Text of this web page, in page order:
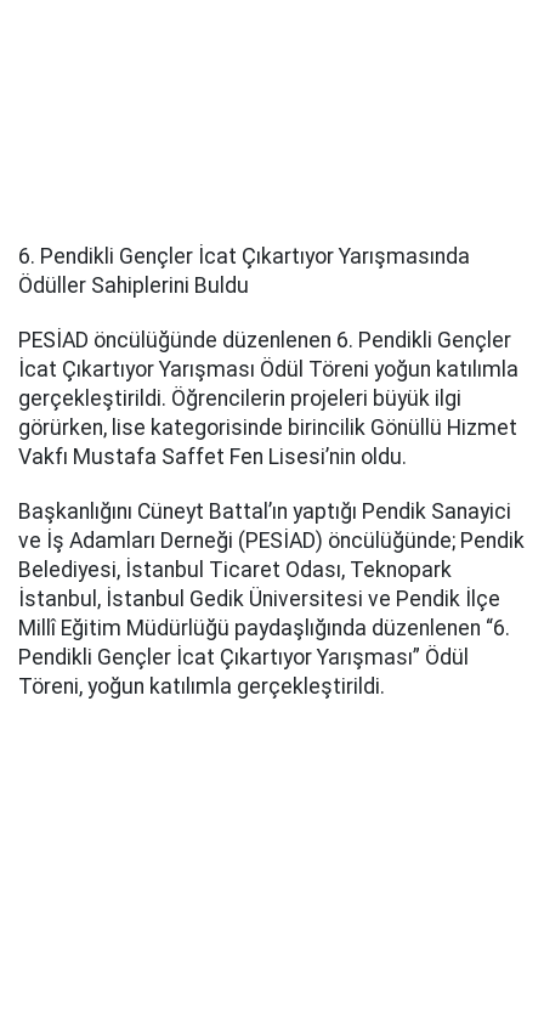
6. Pendikli Gençler İcat Çıkartıyor Yarışmasında
Ödüller Sahiplerini Buldu
PESİAD öncülüğünde düzenlenen 6. Pendikli Gençler
İcat Çıkartıyor Yarışması Ödül Töreni yoğun katılımla
gerçekleştirildi. Öğrencilerin projeleri büyük ilgi
görürken, lise kategorisinde birincilik Gönüllü Hizmet
Vakfı Mustafa Saffet Fen Lisesi’nin oldu.
Başkanlığını Cüneyt Battal’ın yaptığı Pendik Sanayici
ve İş Adamları Derneği (PESİAD) öncülüğünde; Pendik
Belediyesi, İstanbul Ticaret Odası, Teknopark
İstanbul, İstanbul Gedik Üniversitesi ve Pendik İlçe
Millî Eğitim Müdürlüğü paydaşlığında düzenlenen “6.
Pendikli Gençler İcat Çıkartıyor Yarışması” Ödül
Töreni, yoğun katılımla gerçekleştirildi.